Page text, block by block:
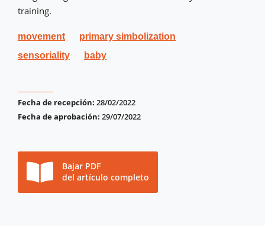
training.
movement
primary simbolization
sensoriality
baby
Fecha de recepción: 28/02/2022
Fecha de aprobación: 29/07/2022
Bajar PDF
del artículo completo